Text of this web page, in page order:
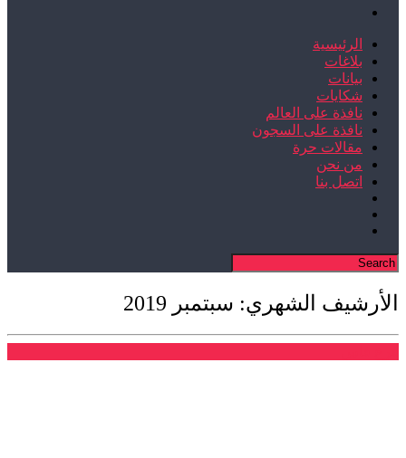
الرئيسية
بلاغات
بيانات
شكايات
نافذة على العالم
نافذة على السجون
مقالات حرة
من نحن
اتصل بنا
الأرشيف الشهري: سبتمبر 2019